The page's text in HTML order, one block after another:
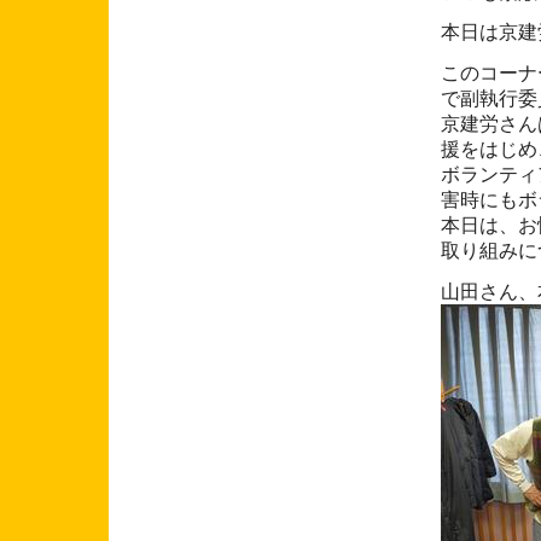
本日は京
このコー
で副執行
京建労さ
援をはじ
ボランテ
害時にも
本日は、
取り組み
山田さん